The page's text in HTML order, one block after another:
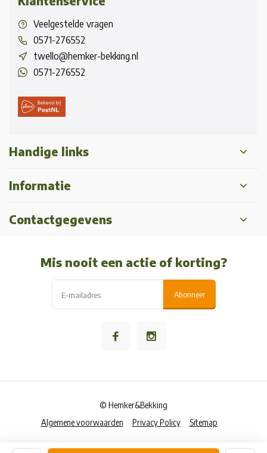
Veelgestelde vragen
0571-276552
twello@hemker-bekking.nl
0571-276552
Handige links
Informatie
Contactgegevens
Mis nooit een actie of korting?
Abonneer
Algemene voorwaarden Privacy Policy Sitemap
© Hemker&Bekking